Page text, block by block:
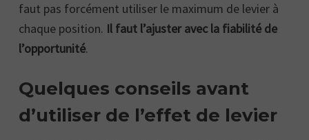
faut pas forcément utiliser le maximum de levier à
chaque position. Il faut l’ajuster avec la fiabilité de
l’opportunité.
Quelques conseils avant
d’utiliser de l’effet de levier